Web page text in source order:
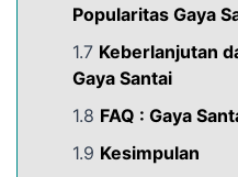
Popularitas Gaya
1.7 Keberlanjutan
Gaya Santai
1.8 FAQ : Gaya
1.9 Kesimpulan